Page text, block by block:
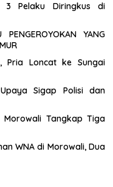
3 Pelaku Diringkus di
PENGEROYOKAN YANG
Pria Loncat ke Sungai
Sigap Polisi dan
Morowali Tangkap Tiga
WNA di Morowali, Dua